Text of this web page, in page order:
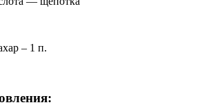
– 1 п.